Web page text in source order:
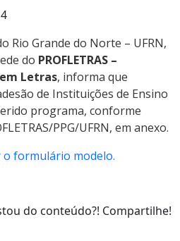
Rio Grande do Norte – UFRN,
do PROFLETRAS –
Letras, informa que
de Instituições de Ensino
programa, conforme
PPG/UFRN, em anexo.
o formulário modelo.
do conteúdo?! Compartilhe!